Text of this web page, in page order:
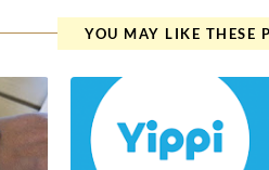
YOU MAY LIKE THESE